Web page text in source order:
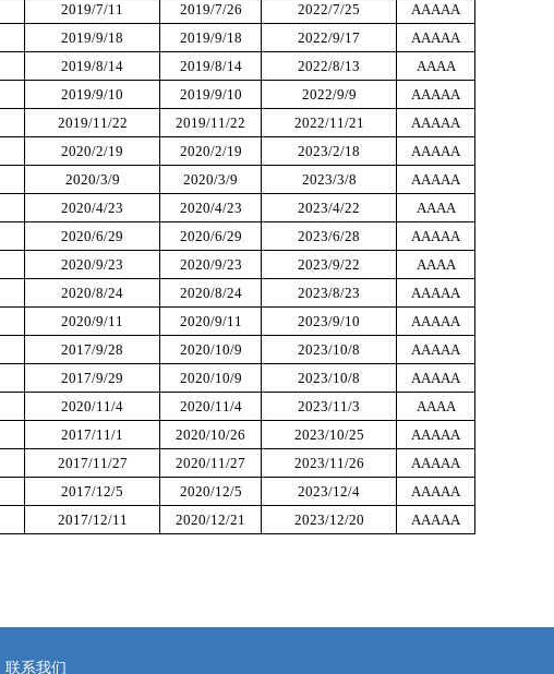
2019/7/11 2019/7/26 2022/7/25
AAAAA
2019/9/18 2019/9/18 2022/9/17
AAAAA
2019/8/14 2019/8/14 2022/8/13
AAAA
2019/9/10 2019/9/10 2022/9/9
AAAAA
2019/11/22 2019/11/22 2022/11/21
AAAAA
2020/2/19 2020/2/19 2023/2/18
AAAAA
2020/3/9 2020/3/9 2023/3/8
AAAAA
2020/4/23 2020/4/23 2023/4/22
AAAA
2020/6/29 2020/6/29 2023/6/28
AAAAA
2020/9/23 2020/9/23 2023/9/22
AAAA
2020/8/24 2020/8/24 2023/8/23
AAAAA
2020/9/11 2020/9/11 2023/9/10
AAAAA
2017/9/28 2020/10/9 2023/10/8
AAAAA
2017/9/29 2020/10/9 2023/10/8
AAAAA
2020/11/4 2020/11/4 2023/11/3
AAAA
2017/11/1 2020/10/26 2023/10/25
AAAAA
2017/11/27 2020/11/27 2023/11/26
AAAAA
2017/12/5 2020/12/5 2023/12/4
AAAAA
2017/12/11 2020/12/21 2023/12/20 AAAAA
联系我们